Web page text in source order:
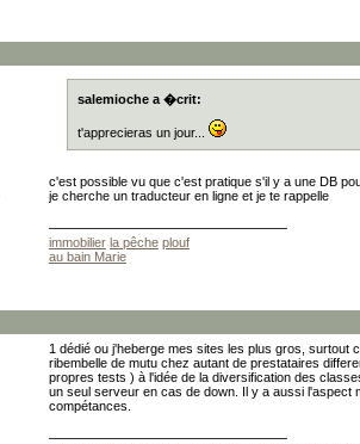
salemioche a �crit:
t'apprecieras un jour...
c'est possible vu que c'est pratique s'il y a une DB
je cherche un traducteur en ligne et je te rappelle
immobilier la pêche plouf
au bain Marie
1 dédié ou j'heberge mes sites les plus gros,
ribembelle de mutu chez autant de prestataires
propres tests ) à l'idée de la diversification des
un seul serveur en cas de down. Il y a aussi l'aspect
compétances.